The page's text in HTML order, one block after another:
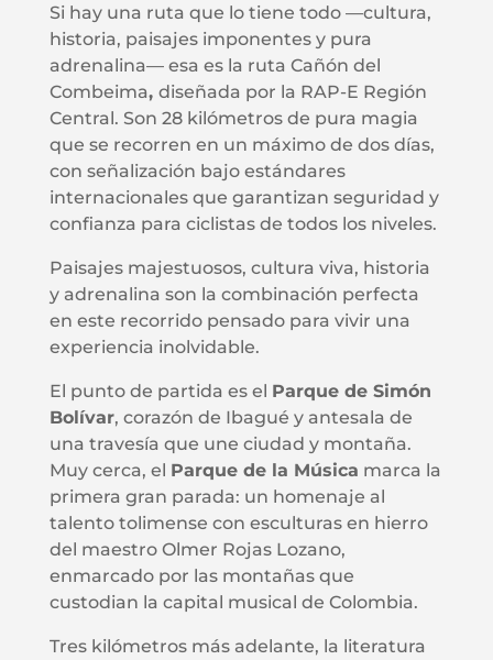
Si hay una ruta que lo tiene todo —cultura,
historia, paisajes imponentes y pura
adrenalina— esa es la ruta Cañón del
Combeima, diseñada por la RAP-E Región
Central. Son 28 kilómetros de pura magia
que se recorren en un máximo de dos días,
con señalización bajo estándares
internacionales que garantizan seguridad y
confianza para ciclistas de todos los niveles.
Paisajes majestuosos, cultura viva, historia
y adrenalina son la combinación perfecta
en este recorrido pensado para vivir una
experiencia inolvidable.
El punto de partida es el Parque de Simón
Bolívar, corazón de Ibagué y antesala de
una travesía que une ciudad y montaña.
Muy cerca, el Parque de la Música marca la
primera gran parada: un homenaje al
talento tolimense con esculturas en hierro
del maestro Olmer Rojas Lozano,
enmarcado por las montañas que
custodian la capital musical de Colombia.
Tres kilómetros más adelante, la literatura